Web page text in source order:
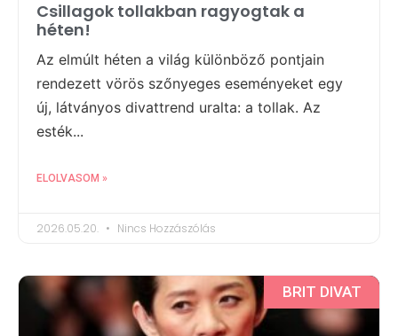
Csillagok tollakban ragyogtak a
héten!
Az elmúlt héten a világ különböző pontjain
rendezett vörös szőnyeges eseményeket egy
új, látványos divattrend uralta: a tollak. Az
esték...
ELOLVASOM »
2026.05.20. Nincs Hozzászólás
BRIT DIVAT